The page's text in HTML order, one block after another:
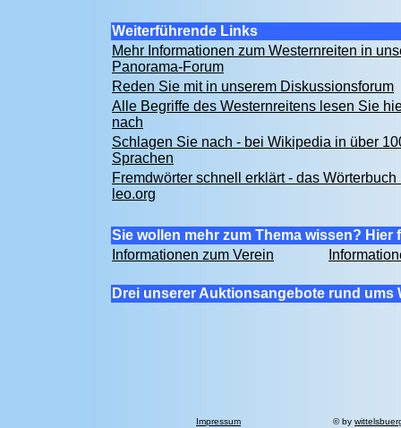
Weiterführende Links
Mehr Informationen zum Westernreiten in
Panorama-Forum
Reden Sie mit in unserem Diskussionsforum
Alle Begriffe des Westernreitens lesen Sie
nach
Schlagen Sie nach - bei Wikipedia in über
Sprachen
Fremdwörter schnell erklärt - das Wörterbuch
leo.org
Sie wollen mehr zum Thema wissen? Hier
Informationen zum Verein
Drei unserer Auktionsangebote rund ums
Impressum © by